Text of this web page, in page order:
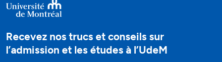
Recevez nos trucs et conseils sur
l’admission et les études à l’UdeM